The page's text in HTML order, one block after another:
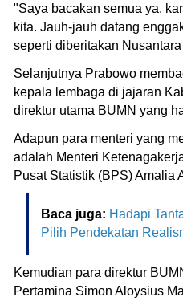
"Saya bacakan semua ya,
kita. Jauh-jauh datang
seperti diberitakan Nusantara
Selanjutnya Prabowo
kepala lembaga di jajaran
direktur utama BUMN yang
Adapun para menteri yang
adalah Menteri
Pusat Statistik (BPS) Amalia
Baca juga: Hadapi
Pilih Pendekatan
Kemudian para direktur
Pertamina Simon Aloysius